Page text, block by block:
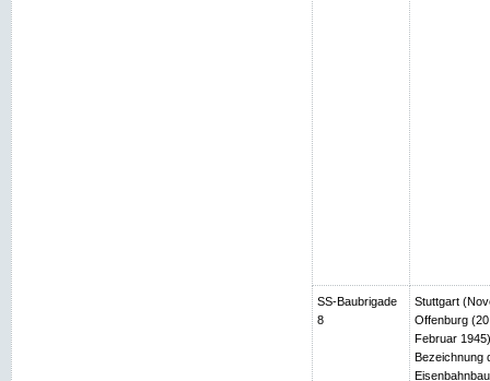
SS-Baubrigade
8
Stuttgart
Offenburg
Februar
Bezeichnung